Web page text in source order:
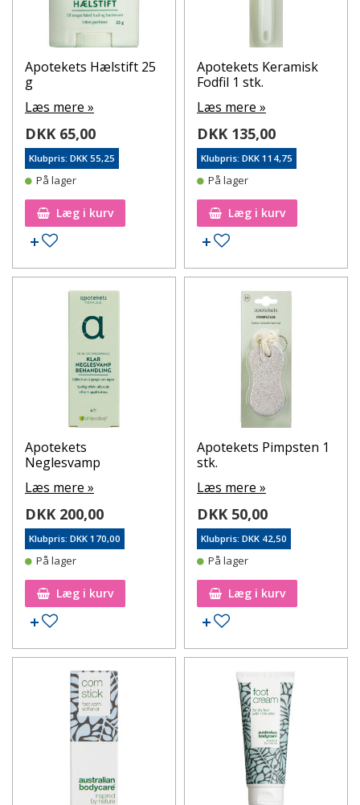
Apotekets Hælstift 25
g
Læs mere »
DKK 65,00
Klubpris: DKK 55,25
På lager
Læg i kurv
Tilføj til ønskeseddel
Apotekets Keramisk
Fodfil 1 stk.
Læs mere »
DKK 135,00
Klubpris: DKK 114,75
På lager
Læg i kurv
Tilføj til ønskeseddel
Apotekets
Neglesvamp
Læs mere »
DKK 200,00
Klubpris: DKK 170,00
På lager
Læg i kurv
Tilføj til ønskeseddel
Apotekets Pimpsten 1
stk.
Læs mere »
DKK 50,00
Klubpris: DKK 42,50
På lager
Læg i kurv
Tilføj til ønskeseddel